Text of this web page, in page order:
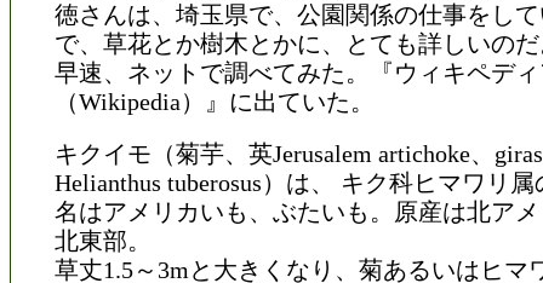
徳さんは、埼玉県で、公園関係の仕事をし
で、草花とか樹木とかに、とても詳しいの
早速、ネットで調べてみた。『ウィキペデ
（Wikipedia）』に出ていた。
キクイモ（菊芋、英Jerusalem artichoke、
Helianthus tuberosus）は、 キク科ヒマワリ
名はアメリカいも、ぶたいも。原産は北ア
北東部。
草丈1.5～3mと大きくなり、菊あるいはヒマ